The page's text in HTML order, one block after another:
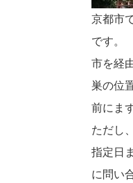
京都市
です。
市を経
巣の位
前にま
ただし
指定日
に問い